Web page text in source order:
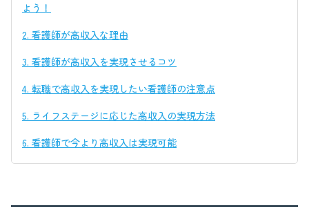
よう！
2. 看護師が高収入な理由
3. 看護師が高収入を実現させるコツ
4. 転職で高収入を実現したい看護師の注意点
5. ライフステージに応じた高収入の実現方法
6. 看護師で今より高収入は実現可能